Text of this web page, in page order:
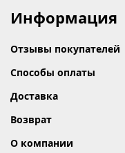
Информация
Отзывы покупателей
Способы оплаты
Доставка
Возврат
О компании